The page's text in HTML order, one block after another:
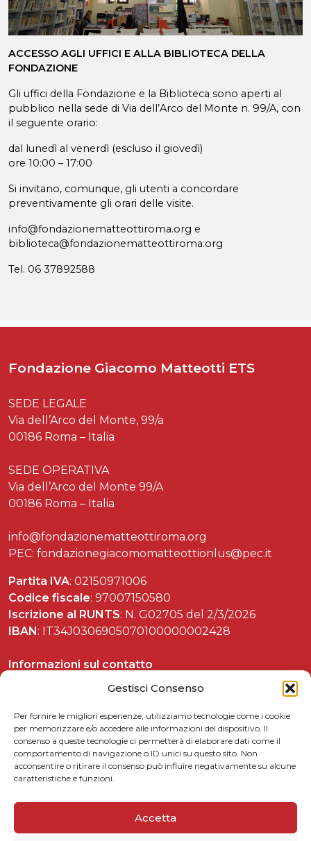
Gestisci Consenso
Per fornire le migliori esperienze, utilizziamo tecnologie come i cookie
per memorizzare e/o accedere alle informazioni del dispositivo. Il
consenso a queste tecnologie ci permetterà di elaborare dati come il
comportamento di navigazione o ID unici su questo sito. Non
acconsentire o ritirare il consenso può influire negativamente su alcune
caratteristiche e funzioni.
Accetta
ACCESSO AGLI UFFICI E ALLA BIBLIOTECA DELLA
FONDAZIONE
Gli uffici della Fondazione e la Biblioteca sono aperti al
pubblico nella sede di Via dell’Arco del Monte n. 99/A, con
il seguente orario:
dal lunedì al venerdì (escluso il giovedì)
ore 10:00 – 17:00
Si invitano, comunque, gli utenti a concordare
preventivamente gli orari delle visite.
info@fondazionematteottiroma.org e
biblioteca@fondazionematteottiroma.org
Tel. 06 37892588
Fondazione Giacomo Matteotti ETS
SEDE LEGALE
Via dell’Arco del Monte, 99/a
00186 Roma – Italia
SEDE OPERATIVA
Via dell’Arco del Monte 99/A
00186 Roma – Italia
info@fondazionematteottiroma.org
PEC: fondazionegiacomomatteottionlus@pec.it
Partita IVA: 02150971006
Codice fiscale: 97007150580
Iscrizione al RUNTS: N. G02705 del 2/3/2026
IBAN : IT34J0306905070100000002428
Informazioni sul contatto
Celebrazioni matteottiane
Matteotti per le scuole
Contattaci